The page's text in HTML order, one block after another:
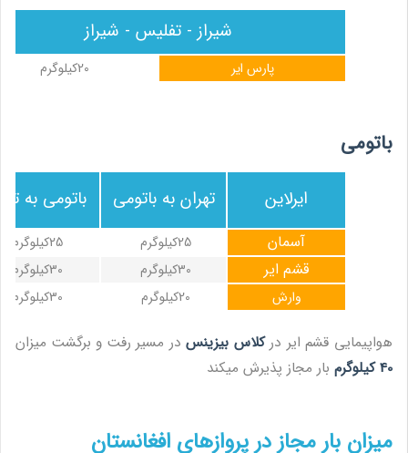
شیراز - تفلیس - شیراز
20کیلوگرم پارس ایر
باتومی
باتومی به تهران به باتومی ایرلاین
25کیلوگرم 25کیلوگرم آسمان
30کیلوگرم 30کیلوگرم قشم ایر
30کیلوگرم 20کیلوگرم وارش
هواپیمایی قشم ایر درکلاس بیزینس در مسیر رفت و برگشت میزان
40 کیلوگرم
بار مجاز پذیرش میکند
میزان بار مجاز در پروازهای افغانستان